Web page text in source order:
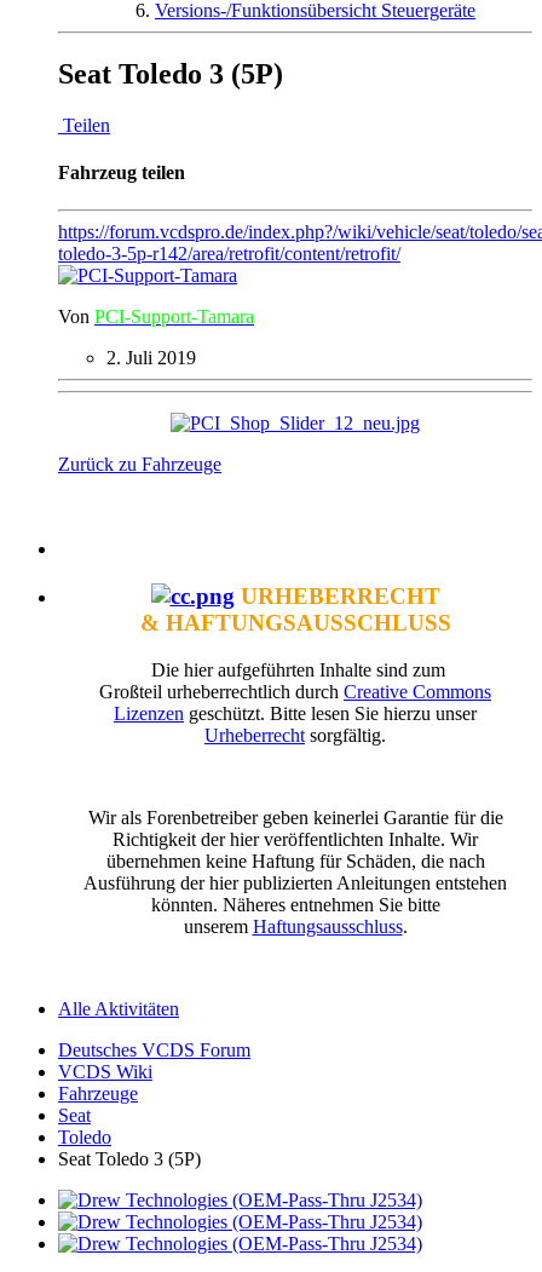
Versions-/Funktionsübersicht Steuergeräte
Seat Toledo 3 (5P)
Teilen
Fahrzeug teilen
https://forum.vcdspro.de/index.php?/wiki/vehicle/seat/toledo/
toledo-3-5p-r142/area/retrofit/content/retrofit/
Von PCI-Support-Tamara
2. Juli 2019
Zurück zu Fahrzeuge
URHEBERRECHT
& HAFTUNGSAUSSCHLUSS
Die hier aufgeführten Inhalte sind zum
Großteil urheberrechtlich durch Creative Commons
Lizenzen geschützt. Bitte lesen Sie hierzu unser
Urheberrecht sorgfältig.
Wir als Forenbetreiber geben keinerlei Garantie für die
Richtigkeit der hier veröffentlichten Inhalte. Wir
übernehmen keine Haftung für Schäden, die nach
Ausführung der hier publizierten Anleitungen entstehen
könnten. Näheres entnehmen Sie bitte
unserem Haftungsausschluss.
Alle Aktivitäten
Deutsches VCDS Forum
VCDS Wiki
Fahrzeuge
Seat
Toledo
Seat Toledo 3 (5P)